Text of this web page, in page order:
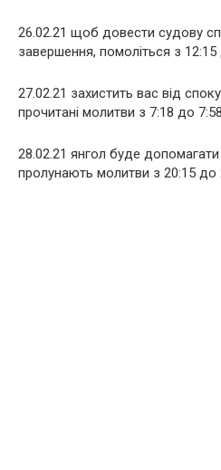
26.02.21 щоб довести судову
завершення, помоліться з 12:15
27.02.21 захистить вас від
прочитані молитви з 7:18 до
28.02.21 янгол буде
пролунають молитви з 20:15 до